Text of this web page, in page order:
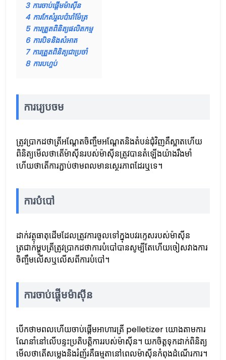
3 ការចាប់ផ្តើមម៉ាស៊ីន
4 ការកែសំរួលប៉ារ៉ាម៉ែត្រ
5 ការត្រួតពិនិត្យផលិតកម្ម
6 ការបិទនិងសំអាត
7 ការត្រួតពិនិត្យជាប្រចាំ
8 ការបហ្ចប់
ការរ្យេបចម
ត្រូវប្រាកដថាត្រីអណ្តែតចិញ្ចឹមអណ្តែតនិងតំបន់ជុំវិញគឺស្អាតហើយ
ពិនិត្យមើលថាតើម៉ាស៊ីនរបស់ម៉ាស៊ីនត្រូវបានតំឡើងយ៉ាងរឹងមាំ
ហើយថាតើការភ្ជាប់ថាមពលមានស្ថេរភាពដែរឬទេ។
ការបំបៅ
ដាក់វត្ថុធាតុដើមដែលត្រូវការចូលទៅក្នុងបវរក្ទេសរបស់ម៉ាស៊ីន
ត្រជាក់ម្ហូបត្រីត្រូវប្រាកដថាការបំបៅបានសូម្បីតែហើយចៀសវាងការ
ចិញ្ចឹមលើសឬលើសពីការបំបៅ។
ការចាប់ផ្តើមម៉ាស៊ីន
បើកថាមពលហើយចាប់ផ្តើមអាហារត្រី pelletizer យោងតាមការ
ណែនាំនៅលើបន្ទះប្រតិបត្ដិការរបស់ម៉ាស៊ីន។ យកចិត្តទុកដាក់ពិនិត្យ
មើលថាតើសម្លេងនិងរំញ័រគឺធម្មតានៅពេលម៉ាស៊ីនកំពុងដំណើរការ។